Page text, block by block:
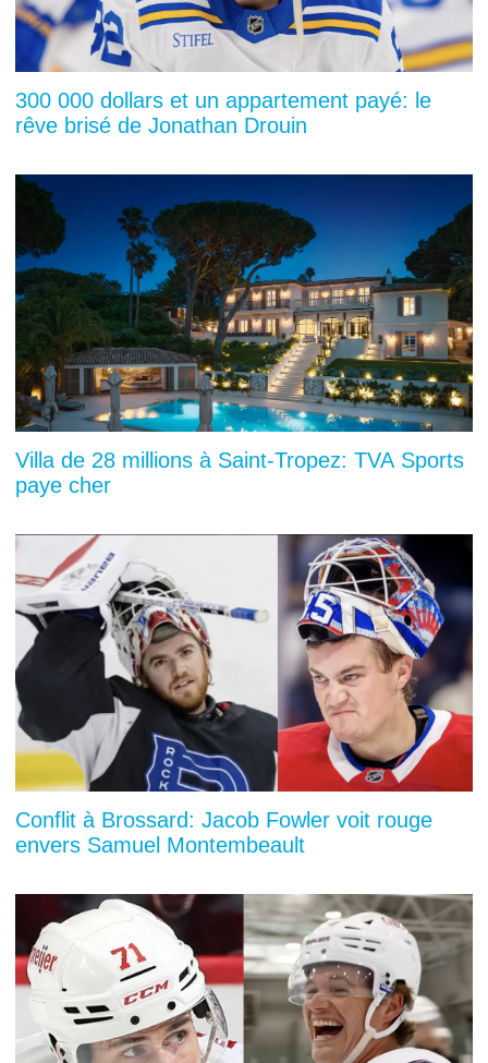
300 000 dollars et un appartement payé: le
rêve brisé de Jonathan Drouin
Villa de 28 millions à Saint-Tropez: TVA Sports
paye cher
Conflit à Brossard: Jacob Fowler voit rouge
envers Samuel Montembeault